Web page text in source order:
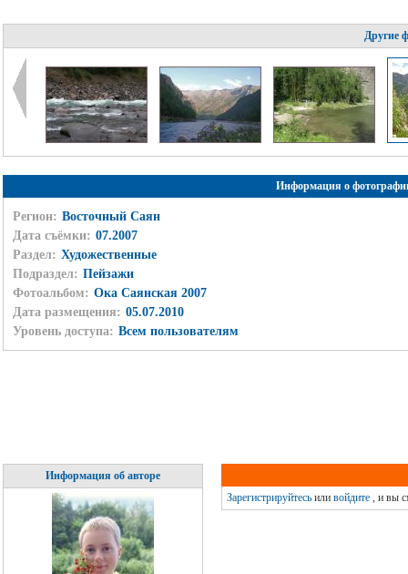
Другие
Информация о
Регион: Восточный Саян
Дата съёмки: 07.2007
Раздел: Художественные
Подраздел: Пейзажи
Фотоальбом: Ока Саянская 2007
Дата размещения: 05.07.2010
Уровень доступа: Всем пользователям
Информация об авторе
Зарегистрируйтесьили войдите, и вы